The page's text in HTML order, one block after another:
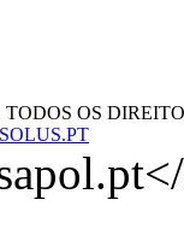
OS
</